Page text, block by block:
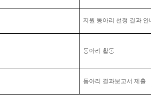
지원 동아리 선정 결과
동아리 활동
동아리 결과보고서 제출